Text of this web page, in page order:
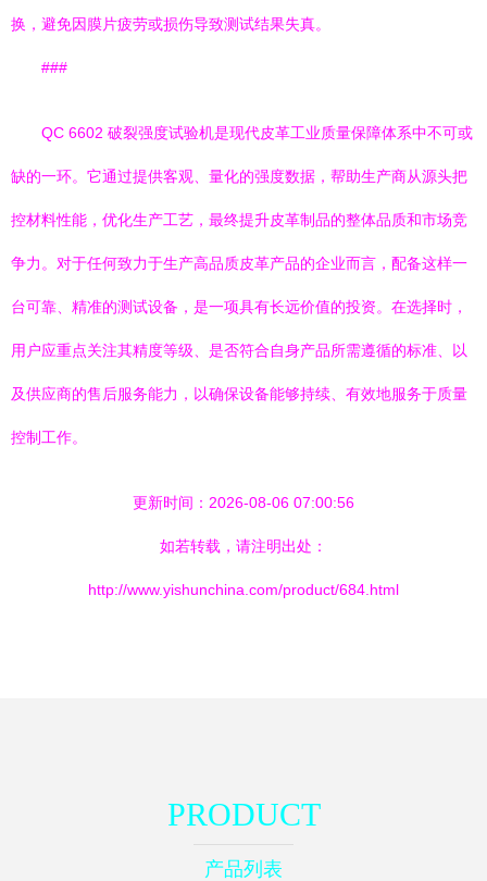
换，避免因膜片疲劳或损伤导致测试结果失真。
###
QC 6602 破裂强度试验机是现代皮革工业质量保障体系中不可或
缺的一环。它通过提供客观、量化的强度数据，帮助生产商从源头把
控材料性能，优化生产工艺，最终提升皮革制品的整体品质和市场竞
争力。对于任何致力于生产高品质皮革产品的企业而言，配备这样一
台可靠、精准的测试设备，是一项具有长远价值的投资。在选择时，
用户应重点关注其精度等级、是否符合自身产品所需遵循的标准、以
及供应商的售后服务能力，以确保设备能够持续、有效地服务于质量
控制工作。
更新时间：2026-08-06 07:00:56
如若转载，请注明出处：
http://www.yishunchina.com/product/684.html
PRODUCT
产品列表